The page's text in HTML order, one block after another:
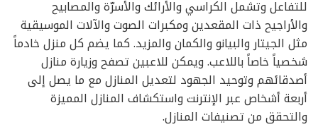
للتفاعل وتشمل الكراسي والأرائك والأسرّة والمصابيح
والأراجيح ذات المقعدين ومكبرات الصوت والآلات الموسيقية
مثل الجيتار والبيانو والكمان والمزيد. كما يضم كل منزل خادماً
شخصياً خاصاً باللاعب. ويمكن للاعبين تصفح وزيارة منازل
أصدقائهم وتوحيد الجهود لتعديل المنازل مع ما يصل إلى
أربعة أشخاص عبر الإنترنت واستكشاف المنازل المميزة
والتحقق من تصنيفات المنازل.